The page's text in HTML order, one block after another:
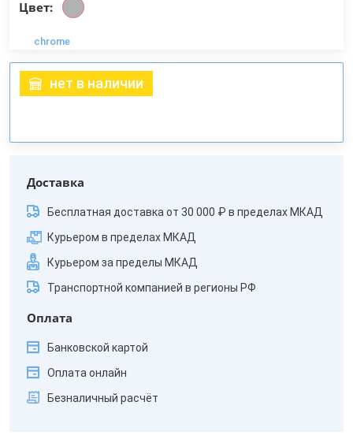
Цвет:
chrome
нет в наличии
Доставка
Бесплатная доставка от 30 000 ₽ в пределах МКАД
Курьером в пределах МКАД
Курьером за пределы МКАД
Транспортной компанией в регионы РФ
Оплата
Банковской картой
Оплата онлайн
Безналичный расчёт